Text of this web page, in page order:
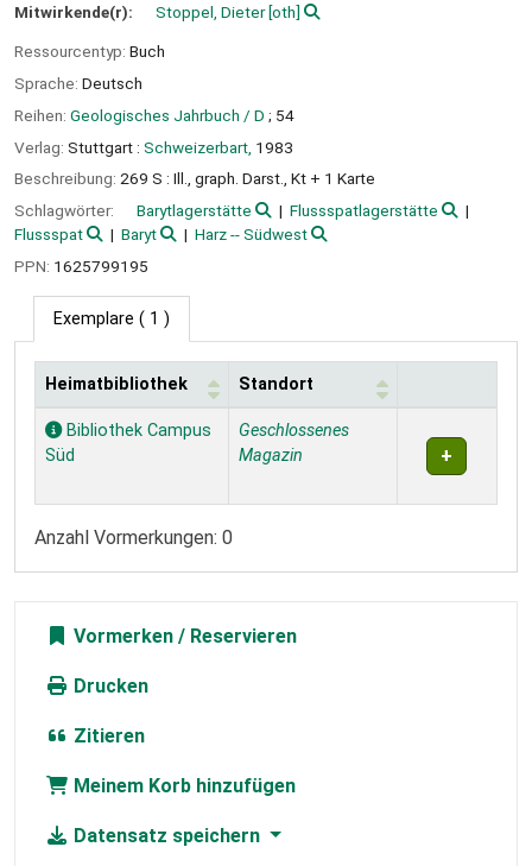
Mitwirkende(r): Stoppel, Dieter[oth]
Ressourcentyp: Buch
Sprache: Deutsch
Reihen: Geologisches Jahrbuch / D ; 54
Verlag: Stuttgart : Schweizerbart, 1983
Beschreibung: 269 S : Ill., graph. Darst., Kt + 1 Karte
Schlagwörter:
Barytlagerstätte
Flussspatlagerstätte
Flussspat
Baryt
Harz -- Südwest
PPN: 1625799195
Exemplare ( 1 )
Exemplare
Heimatbibliothek Standort
Bibliothek Campus
Süd
Geschlossenes
Magazin
Anzahl Vormerkungen: 0
Vormerken
Drucken
Zitieren
Meinem Korb hinzufügen
Datensatz speichern